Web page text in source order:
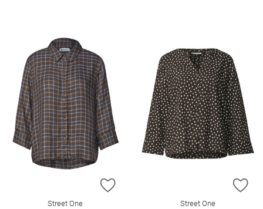
ZUR WUNSCHLISTE HINZUFÜGEN
Street One Street One